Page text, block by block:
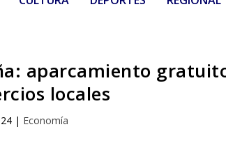
aparcamiento
locales
| Economía